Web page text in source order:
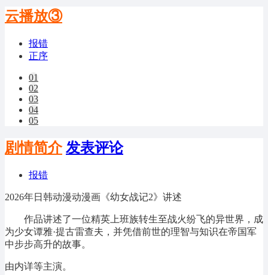
云播放③
报错
正序
01
02
03
04
05
剧情简介 发表评论
报错
2026年日韩动漫动漫画《幼女战记2》讲述
作品讲述了一位精英上班族转生至战火纷飞的异世界，成
为少女谭雅·提古雷查夫，并凭借前世的理智与知识在帝国军
中步步高升的故事。
由内详等主演。